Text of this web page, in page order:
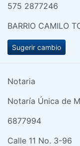
575 2877246
BARRIO CAMILO
Sugerir cambio
Notaria
Notaría Única de
6877994
Calle 11 No. 3-96